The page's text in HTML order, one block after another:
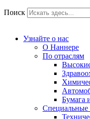
Поиск
Узнайте о нас
О Наннере
По отраслям
Бумага
Специальные